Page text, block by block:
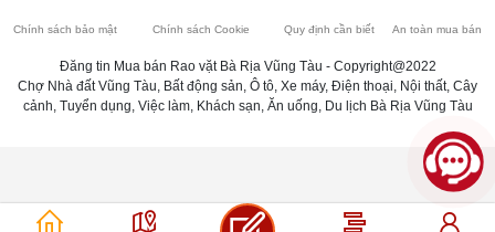
Chính sách bảo mật Chính sách Cookie Quy định cần biết An toàn mua bán
Đăng tin Mua bán Rao vặt Bà Rịa Vũng Tàu - Copyright@2022
Chợ Nhà đất Vũng Tàu, Bất động sản, Ô tô, Xe máy, Điện thoại, Nội thất, Cây
cảnh, Tuyển dụng, Việc làm, Khách sạn, Ăn uống, Du lịch Bà Rịa Vũng Tàu